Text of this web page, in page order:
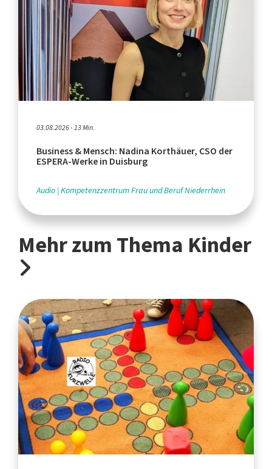
03.08.2026 - 13 Min.
Business & Mensch: Nadina Korthäuer, CSO der
ESPERA-Werke in Duisburg
Audio Kompetenzzentrum Frau und Beruf Niederrhein
Mehr zum Thema Kinder